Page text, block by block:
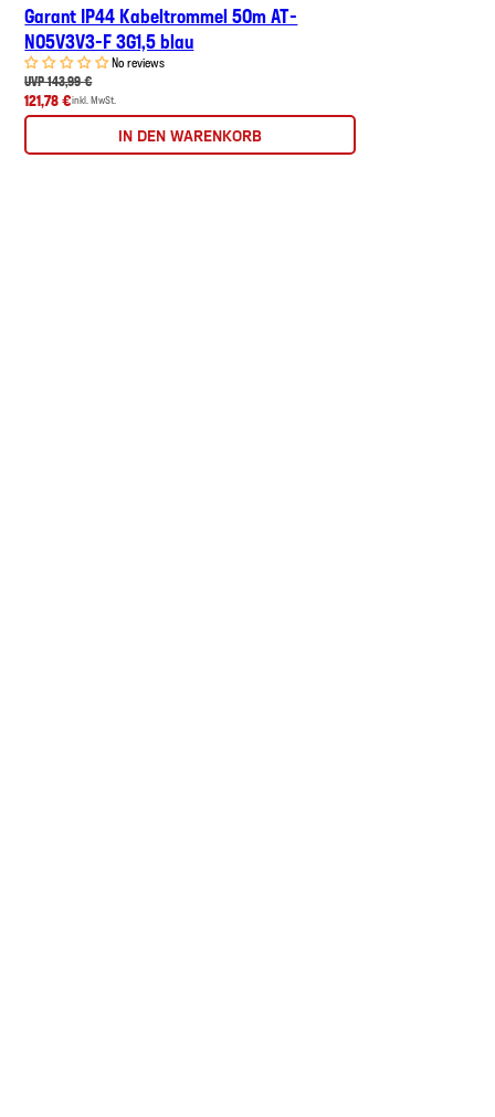
Garant IP44 Kabeltrommel 50m AT-
N05V3V3-F 3G1,5 blau
No reviews
UVP 143,99 €
121,78 €inkl. MwSt.
IN DEN WARENKORB